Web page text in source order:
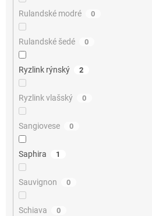
Rulandské modré 0
Rulandské šedé 0
Ryzlink rýnský 2
Ryzlink vlašský 0
Sangiovese 0
Saphira 1
Sauvignon 0
Schiava 0